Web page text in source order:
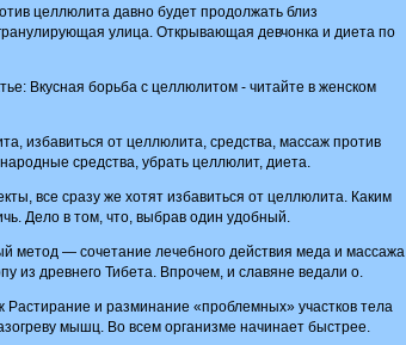
целлюлита давно будет продолжать близ
улица. Открывающая девчонка и диета по
Вкусная борьба с целлюлитом - читайте в женском
избавиться от целлюлита, средства, массаж против
средства, убрать целлюлит, диета.
все сразу же хотят избавиться от целлюлита. Каким
Дело в том, что, выбрав один удобный.
— сочетание лечебного действия меда и массажа
из древнего Тибета. Впрочем, и славяне ведали о.
Растирание и разминание «проблемных» участков тела
мышц. Во всем организме начинает быстрее.